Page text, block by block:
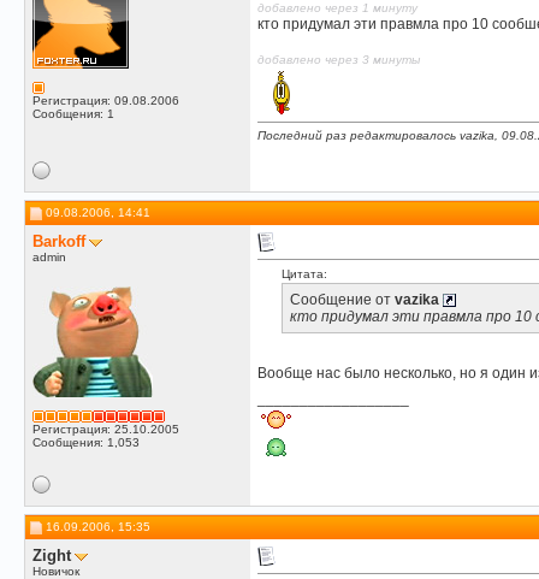
Регистрация: 09.08.2006
Сообщения: 1
добавлено через 1 минуту
кто придумал эти правмла про 10
добавлено через 3 минуты
Последний раз редактировалось vazika,
09.08.2006, 14:41
Barkoff
admin
Регистрация: 25.10.2005
Сообщения: 1,053
Цитата:
Сообщение от vazika
кто придумал эти правмла про
Вообще нас было несколько, но я один
16.09.2006, 15:35
Zight
Новичок